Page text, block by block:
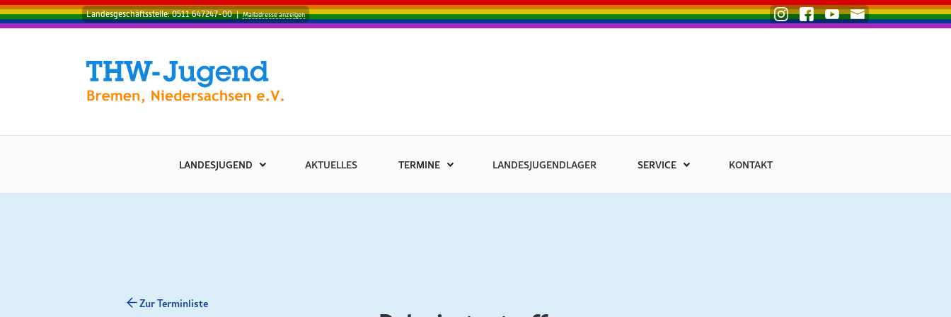
Landesgeschäftsstelle: 0511 647247-00 | Mailadresse anzeigen
LANDESJUGEND AKTUELLES TERMINE LANDESJUGENDLAGER SERVICE KONTAKT
Zur Terminliste